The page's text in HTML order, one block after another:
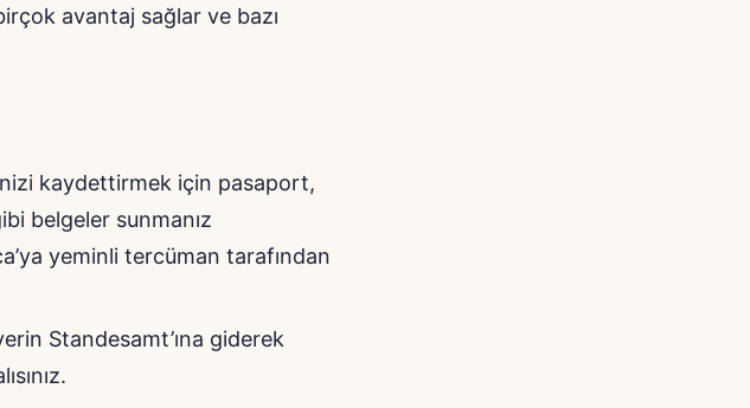
avantaj sağlar ve bazı
kaydettirmek için pasaport,
belgeler sunmanız
yeminli tercüman tarafından
Standesamt’ına giderek